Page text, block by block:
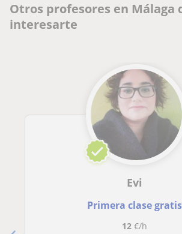
Otros profesores en Málaga
interesarte
Evi
Primera clase gratis
12€/h